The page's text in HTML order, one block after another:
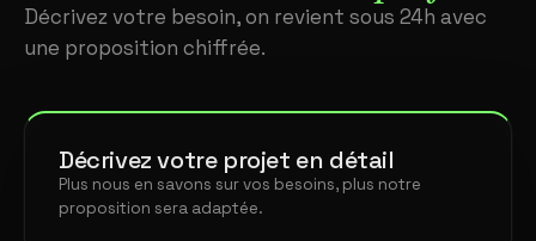
Décrivez votre besoin, on revient sous 24h avec
une proposition chiffrée.
Décrivez votre projet en détail
Plus nous en savons sur vos besoins, plus notre
proposition sera adaptée.